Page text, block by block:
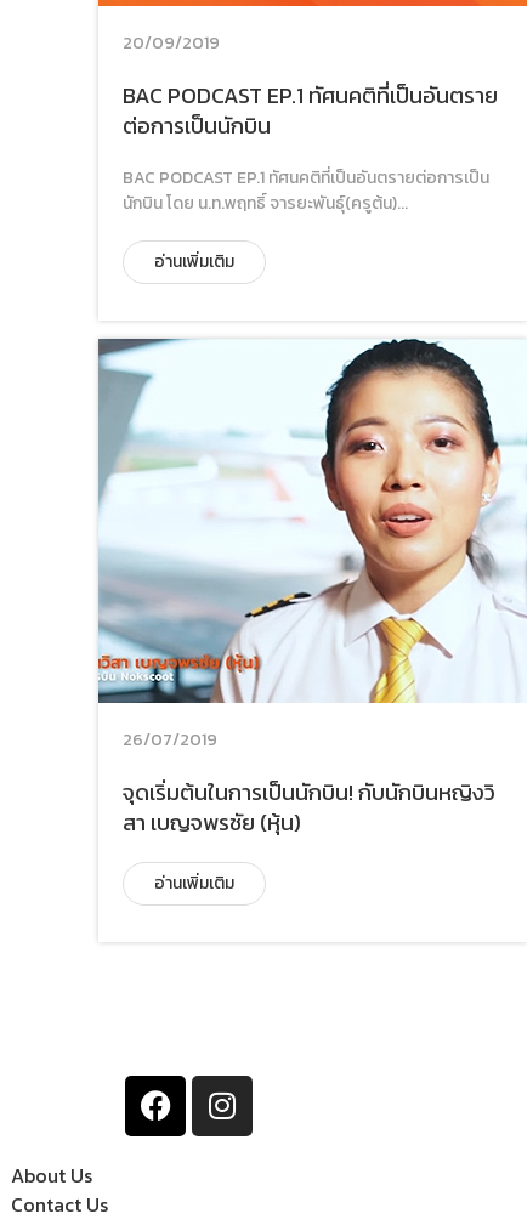
20/09/2019
BAC PODCAST EP.1 ทัศนคติที่เป็นอันตราย
ต่อการเป็นนักบิน
BAC PODCAST EP.1 ทัศนคติที่เป็นอันตรายต่อการเป็น
นักบิน โดย น.ท.พฤทธิ์ จารยะพันธุ์(ครูต้น)...
อ่านเพิ่มเติม
26/07/2019
จุดเริ่มต้นในการเป็นนักบิน! กับนักบินหญิงวิ
สา เบญจพรชัย (หุ้น)
อ่านเพิ่มเติม
About Us
Contact Us